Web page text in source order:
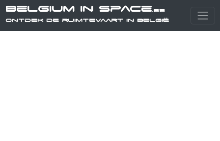
Belgium in Space.be
Ontdek de ruimtevaart in België